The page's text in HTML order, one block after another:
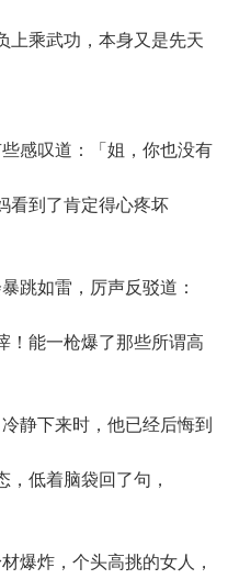
上乘武功，本身又是先天
感叹道：「姐，你也没有
看到了肯定得心疼坏
跳如雷，厉声反驳道：
！能一枪爆了那些所谓高
静下来时，他已经后悔到
低着脑袋回了句，
爆炸，个头高挑的女人，